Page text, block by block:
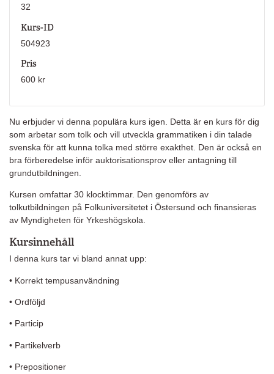
Nu erbjuder vi denna populära kurs igen. Detta är en kurs för dig
som arbetar som tolk och vill utveckla grammatiken i din talade
svenska för att kunna tolka med större exakthet. Den är också en
bra förberedelse inför auktorisationsprov eller antagning till
grundutbildningen.
Kursen omfattar 30 klocktimmar. Den genomförs av
tolkutbildningen på Folkuniversitetet i Östersund och finansieras
av Myndigheten för Yrkeshögskola.
Kursinnehåll
I denna kurs tar vi bland annat upp:
• Korrekt tempusanvändning
• Ordföljd
• Particip
• Partikelverb
• Prepositioner
32
Kurs-ID
504923
Pris
600 kr